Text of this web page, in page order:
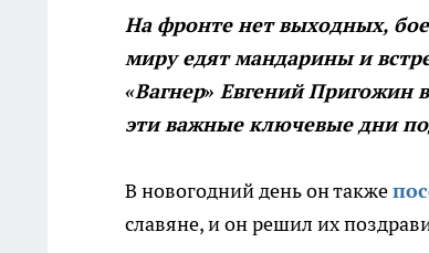
На фронте нет выходных,
миру едят мандарины и
«Вагнер» Евгений Пригожин
эти важные ключевые дни
В новогодний день он также
славяне, и он решил их